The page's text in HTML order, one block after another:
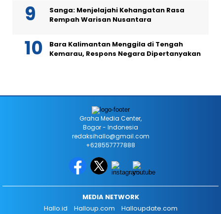
Sanga: Menjelajahi Kehangatan Rasa
Rempah Warisan Nusantara
Bara Kalimantan Menggila di Tengah
Kemarau, Respons Negara Dipertanyakan
Graha Media Center,
Bogor - Indonesia
redaksihallo@gmail.com
+628557777888
MEDIA NETWORK
Hallo.id
Halloup.com
Halloupdate.com